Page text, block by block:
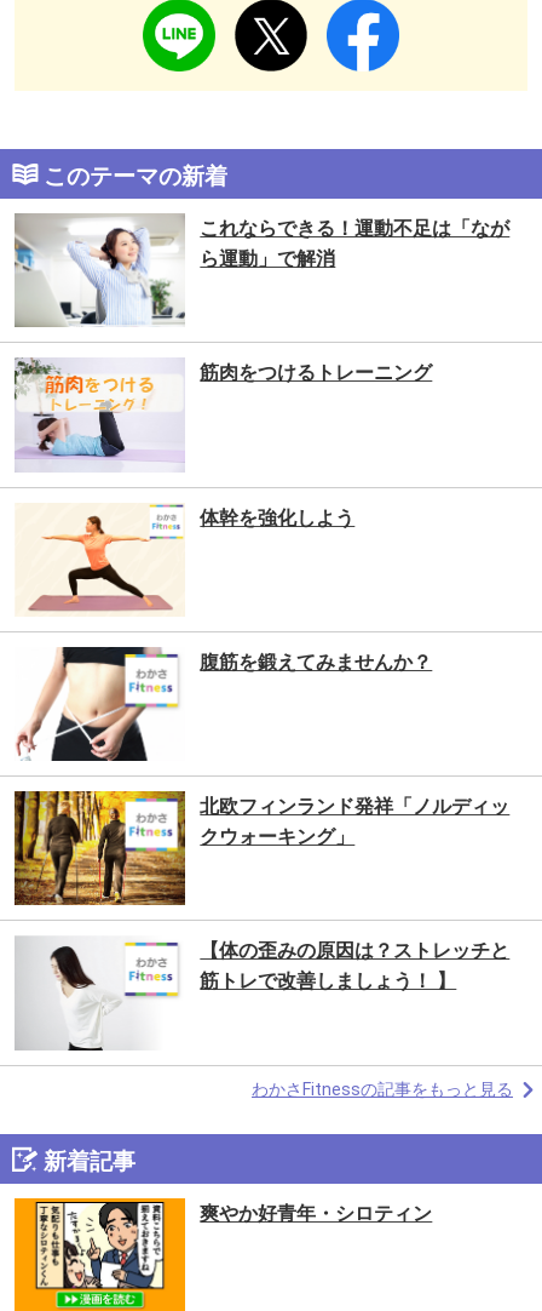
このテーマの新着
これならできる！運動不足は「なが
ら運動」で解消
筋肉をつけるトレーニング
体幹を強化しよう
腹筋を鍛えてみませんか？
北欧フィンランド発祥「ノルディッ
クウォーキング」
【体の歪みの原因は？ストレッチと
筋トレで改善しましょう！ 】
わかさFitnessの記事をもっと見る
新着記事
爽やか好青年・シロティン